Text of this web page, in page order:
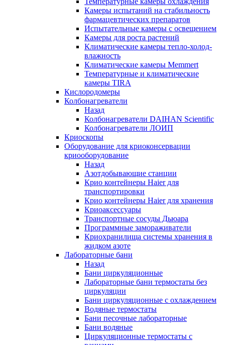
Камеры испытаний на стабильность
фармацевтических препаратов
Испытательные камеры с освещением
Камеры для роста растений
Климатические камеры тепло-холод-
влажность
Климатические камеры Memmert
Температурные и климатические
камеры TIRA
Кислородомеры
Колбонагреватели
Назад
Колбонагреватели DAIHAN Scientific
Колбонагреватели ЛОИП
Криоскопы
Оборудование для криоконсервации
криооборудование
Назад
Азотдобывающие станции
Крио контейнеры Haier для
транспортировки
Крио контейнеры Haier для хранения
Криоаксессуары
Транспортные сосуды Дьюара
Программные замораживатели
Криохранилища системы хранения в
жидком азоте
Лабораторные бани
Назад
Бани циркуляционные
Лабораторные бани термостаты без
циркуляции
Бани циркуляционные с охлаждением
Водяные термостаты
Бани песочные лабораторные
Бани водяные
Циркуляционные термостаты с